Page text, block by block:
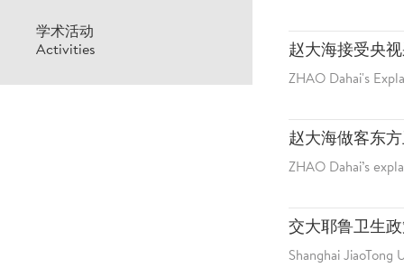
学术活动
Activities
赵大海接受央
ZHAO Dahai's
赵大海做客东
ZHAO Dahai’s
交大耶鲁卫生
Shanghai